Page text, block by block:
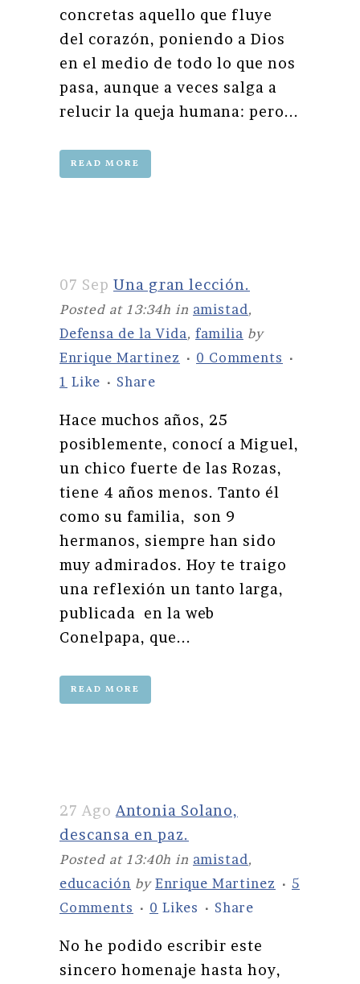
concretas aquello que fluye
del corazón, poniendo a Dios
en el medio de todo lo que nos
pasa, aunque a veces salga a
relucir la queja humana: pero...
READ MORE
07 Sep Una gran lección.
Posted at 13:34h in amistad,
Defensa de la Vida, familia by
Enrique Martinez
0 Comments
1 Like Share
Hace muchos años, 25
posiblemente, conocí a Miguel,
un chico fuerte de las Rozas,
tiene 4 años menos. Tanto él
como su familia, son 9
hermanos, siempre han sido
muy admirados. Hoy te traigo
una reflexión un tanto larga,
publicada en la web
Conelpapa, que...
READ MORE
27 Ago Antonia Solano,
descansa en paz.
Posted at 13:40h in amistad,
educación by Enrique Martinez
5
Comments
0 Likes Share
No he podido escribir este
sincero homenaje hasta hoy,